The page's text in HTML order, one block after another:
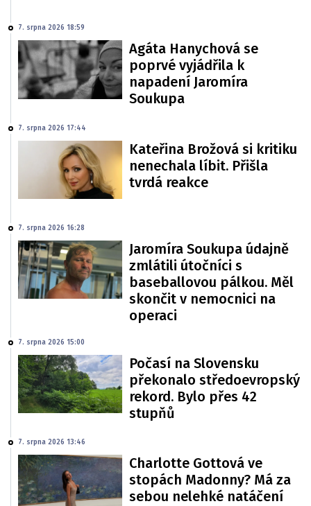
7. srpna 2026 18:59
Agáta Hanychová se
poprvé vyjádřila k
napadení Jaromíra
Soukupa
7. srpna 2026 17:44
Kateřina Brožová si kritiku
nenechala líbit. Přišla
tvrdá reakce
7. srpna 2026 16:28
Jaromíra Soukupa údajně
zmlátili útočníci s
baseballovou pálkou. Měl
skončit v nemocnici na
operaci
7. srpna 2026 15:00
Počasí na Slovensku
překonalo středoevropský
rekord. Bylo přes 42
stupňů
7. srpna 2026 13:46
Charlotte Gottová ve
stopách Madonny? Má za
sebou nelehké natáčení